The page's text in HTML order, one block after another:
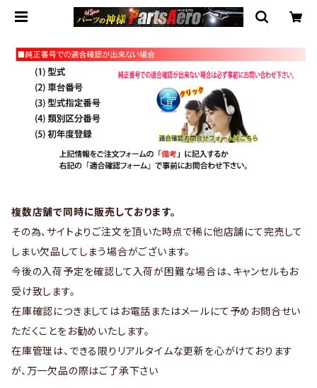
複数店舗で同時に販売しております。
その為、サイトよりご注文を頂いた時点で稀に他店舗にて完売して
しまい欠品してしまう場合がございます。
今後の入荷予定を確認して入荷が困難な場合は、キャンセルもお
受け致します。
在庫確認につきましてはお電話またはメールにて予めお問合せい
ただくことをお勧めいたします。
在庫管理は、できる限りリアルタイムな更新を心がけております
が、万一欠品の際はご了承下さい